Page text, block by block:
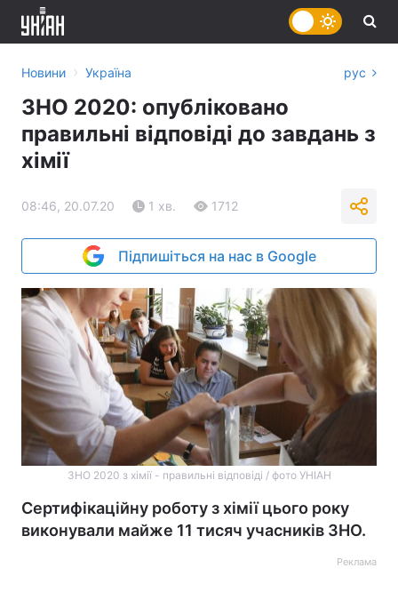
Новини › Україна рус
ЗНО 2020: опубліковано
правильні відповіді до завдань з
хімії
08:46, 20.07.20 1 хв. 1712
Підпишіться на нас в Google
ЗНО 2020 з хімії - правильні відповіді / фото УНІАН
Сертифікаційну роботу з хімії цього року
виконували майже 11 тисяч учасників ЗНО.
Реклама